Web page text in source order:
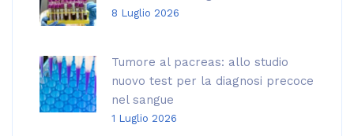
8 Luglio 2026
Tumore al pacreas: allo studio
nuovo test per la diagnosi precoce
nel sangue
1 Luglio 2026